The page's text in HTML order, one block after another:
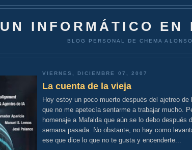
UN INFORMÁTICO
BLOG PERSONAL DE CHEMA
VIERNES, DICIEMBRE 07, 2007
La cuenta de la vieja
Hoy estoy un poco muerto después del ajetreo
que no me apetecía sentarme a trabajar mucho.
homenaje a Mafalda que aún se lo debo después
semana pasada. No obstante, no hay como
ese que dice lo que no te gusta y encenderte...